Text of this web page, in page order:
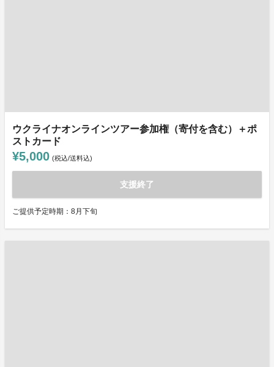
ウクライナオンラインツアー参加権（寄付を含む）＋ポ
ストカード
¥5,000 (税込/送料込)
支援終了
ご提供予定時期：8月下旬